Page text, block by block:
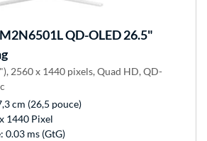
QD-OLED 26.5"
2560 x 1440 pixels, Quad HD, QD-
cm (26,5 pouce)
1440 Pixel
0.03 ms (GtG)